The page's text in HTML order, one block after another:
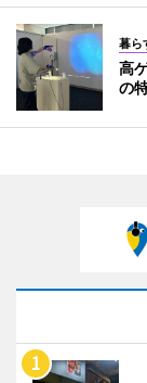
暮ら
高
の